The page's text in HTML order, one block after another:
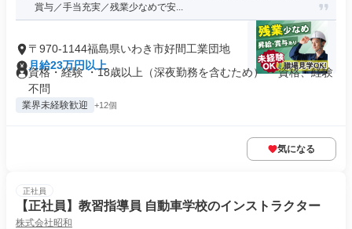
賞与／手当充実／残業少なめで安...
〒970-1144福島県いわき市好間工業団地
月給23万円以上
資格・経験 ・18歳以上（深夜勤務を含むため） ・資格、経験
不問
業界未経験歓迎 +12個
気になる
正社員
【正社員】教習指導員 自動車学校のインストラクター
株式会社昭和